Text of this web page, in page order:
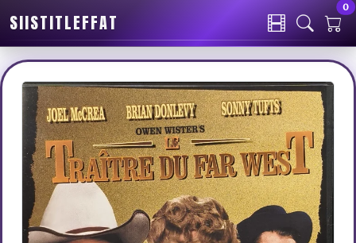
SIISTITLEFFAT
0